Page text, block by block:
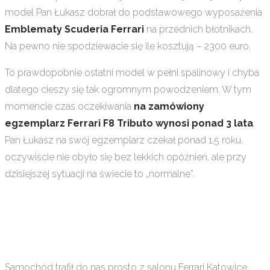
model Pan Łukasz dobrał do podstawowego wyposażenia
Emblematy Scuderia Ferrari na przednich błotnikach.
Na pewno nie spodziewacie się ile kosztują – 2300 euro.
To prawdopobnie ostatni model w pełni spalinowy i chyba
dlatego cieszy się tak ogromnym powodzeniem. W tym
momencie czas oczekiwania na zamówiony
egzemplarz Ferrari F8 Tributo wynosi ponad 3 lata.
Pan Łukasz na swój egzemplarz czekał ponad 1,5 roku,
oczywiście nie obyło się bez lekkich opóźnień, ale przy
dzisiejszej sytuacji na świecie to „normalne”.
Samochód trafił do nas prosto z salonu Ferrari Katowice,